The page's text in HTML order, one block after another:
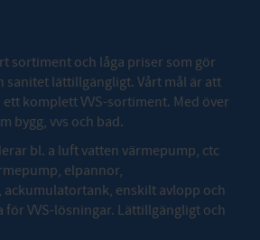
sortiment och låga priser som gör
sanitet lättillgängligt. Vårt mål är att
komplett VVS-sortiment. Med över
bygg, vvs och bad.
bl. a luft vatten värmepump, ctc
elpannor,
enskilt avlopp och
för VVS-lösningar. Lättillgängligt och